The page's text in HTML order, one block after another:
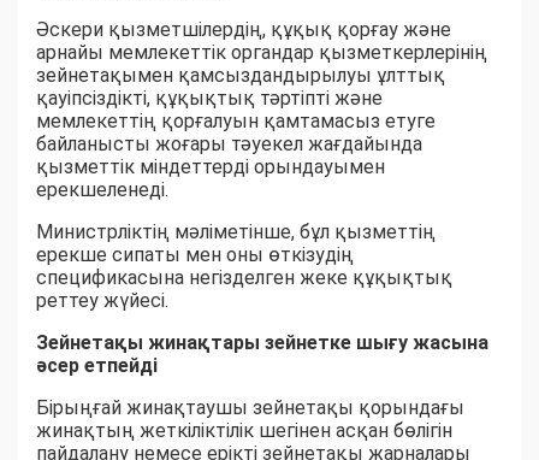
Әскери қызметшілердің, құқық қорғау және
арнайы мемлекеттік органдар қызметкерлерінің
зейнетақымен қамсыздандырылуы ұлттық
қауіпсіздікті, құқықтық тәртіпті және
мемлекеттің қорғалуын қамтамасыз етуге
байланысты жоғары тәуекел жағдайында
қызметтік міндеттерді орындауымен
ерекшеленеді.
Министрліктің мәліметінше, бұл қызметтің
ерекше сипаты мен оны өткізудің
спецификасына негізделген жеке құқықтық
реттеу жүйесі.
Зейнетақы жинақтары зейнетке шығу жасына
әсер етпейді
Бірыңғай жинақтаушы зейнетақы қорындағы
жинақтың жеткіліктілік шегінен асқан бөлігін
пайдалану немесе ерікті зейнетақы жарналары